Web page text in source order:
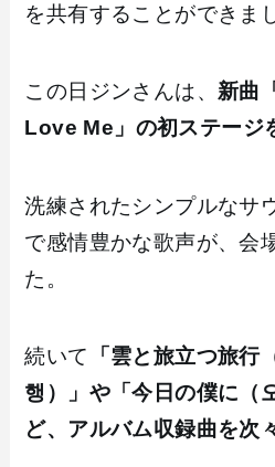
を共有することができま
この日ジンさんは、新曲
Love Me」の初ステージ
洗練されたシンプルなサ
で感情豊かな歌声が、会
た。
続いて
「雲と旅立つ旅行
행）」や「今日の僕に（
ど、アルバム収録曲を次